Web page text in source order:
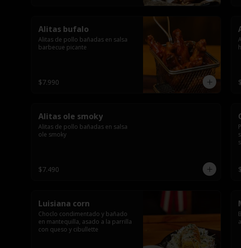
Alitas bufalo
Alitas de pollo bañadas en salsa
barbecue picante
$7.990
Alitas ole smoky
Alitas de pollo bañadas en salsa
ole smoky
$7.490
Luisiana corn
Choclo condimentado y bañado
en mantequilla, asado a la parrilla
con queso y cibullette